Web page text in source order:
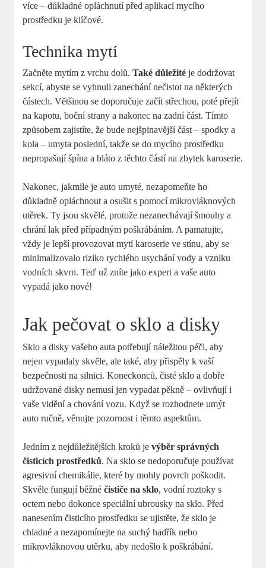
více – důkladné opláchnutí před aplikací mycího
prostředku je klíčové.
Technika mytí
Začněte mytím z vrchu dolů.Také důležité je dodržovat
sekcí, abyste se vyhnuli zanechání nečistot na některých
částech. Většinou se doporučuje začít střechou, poté přejít
na kapotu, boční strany a nakonec na zadní část. Tímto
způsobem zajistíte, že bude nejšpinavější část – spodky a
kola – umyta poslední, takže se do mycího prostředku
nepropašují špína a bláto z těchto částí na zbytek karoserie.
Nakonec, jakmile je auto umyté, nezapomeňte ho
důkladně opláchnout a osušit s pomocí mikrovláknových
utěrek. Ty jsou skvělé, protože nezanechávají šmouhy a
chrání lak před případným poškrábáním. A pamatujte,
vždy je lepší provozovat mytí karoserie ve stínu, aby se
minimalizovalo riziko rychlého usychání vody a vzniku
vodních skvrn. Teď už zníte jako expert a vaše auto
vypadá jako nové!
Jak pečovat o sklo a disky
Sklo a disky vašeho auta potřebují náležitou péči, aby
nejen vypadaly skvěle, ale také, aby přispěly k vaší
bezpečnosti na silnici. Koneckonců, čisté sklo a dobře
udržované disky nemusí jen vypadat pěkně – ovlivňují i
vaše vidění a chování vozu. Když se rozhodnete umýt
auto ručně, věnujte pozornost i těmto aspektům.
Jedním z nejdůležitějších kroků jevýběr správných
čisticích prostředků. Na sklo se nedoporučuje používat
agresivní chemikálie, které by mohly povrch poškodit.
Skvěle fungují běžnéčističe na sklo, vodní roztoky s
octem nebo dokonce speciální ubrousky na sklo. Před
nanesením čisticího prostředku se ujistěte, že sklo je
chladné a nezapomínejte na suchý hadřík nebo
mikrovláknovou utěrku, aby nedošlo k poškrábání.